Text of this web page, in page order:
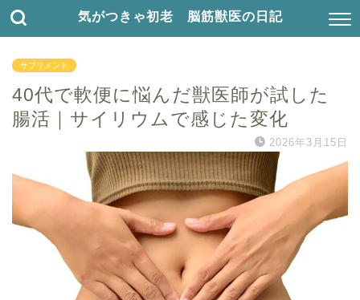
気がつきゃ初老 脳筋獣医の日記
サプリメント
40代で軟便に悩んだ獣医師が試した
腸活｜サイリウムで感じた変化
2026年3月15日